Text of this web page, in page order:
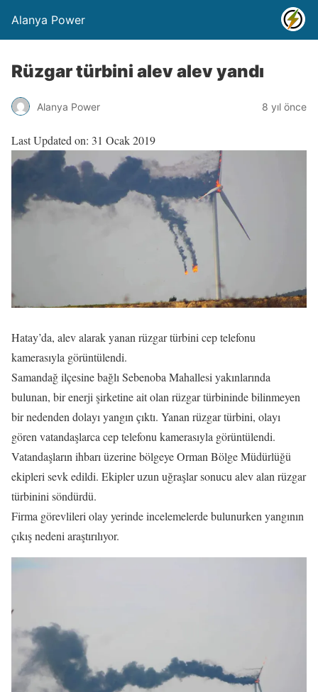
Alanya Power
Rüzgar türbini alev alev yandı
Alanya Power 8 yıl önce
Last Updated on: 31 Ocak 2019
Hatay’da, alev alarak yanan rüzgar türbini cep telefonu
kamerasıyla görüntülendi.
Samandağ ilçesine bağlı Sebenoba Mahallesi yakınlarında
bulunan, bir enerji şirketine ait olan rüzgar türbininde bilinmeyen
bir nedenden dolayı yangın çıktı. Yanan rüzgar türbini, olayı
gören vatandaşlarca cep telefonu kamerasıyla görüntülendi.
Vatandaşların ihbarı üzerine bölgeye Orman Bölge Müdürlüğü
ekipleri sevk edildi. Ekipler uzun uğraşlar sonucu alev alan rüzgar
türbinini söndürdü.
Firma görevlileri olay yerinde incelemelerde bulunurken yangının
çıkış nedeni araştırılıyor.